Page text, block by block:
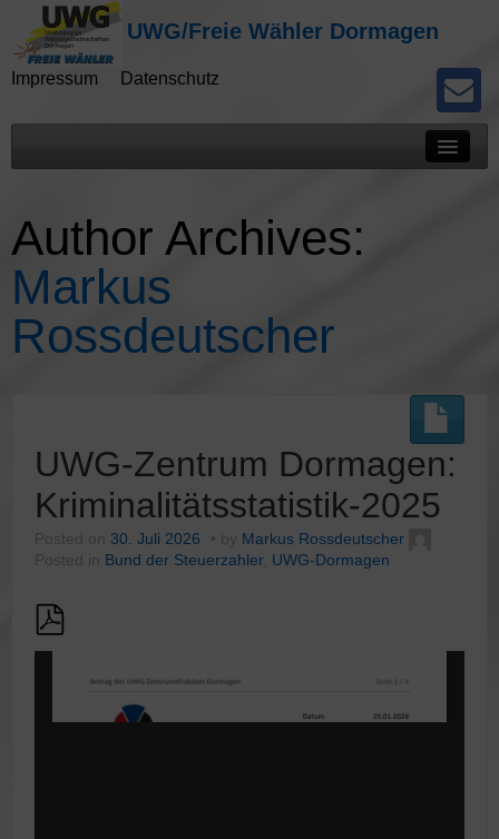
UWG/Freie Wähler Dormagen
Impressum Datenschutz
Presseberichte
Kommunalwahlen
Potokolle
Author Archives:
Markus
Rossdeutscher
UWG-Zentrum Dormagen:
Kriminalitätsstatistik-2025
30. Juli 2026
Markus Rossdeutscher
Bund der Steuerzahler, UWG-Dormagen